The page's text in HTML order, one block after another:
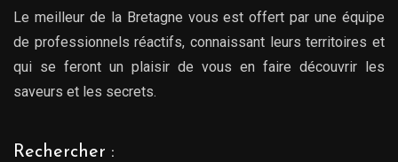
Le meilleur de la Bretagne vous est offert par une équipe
de professionnels réactifs, connaissant leurs territoires et
qui se feront un plaisir de vous en faire découvrir les
saveurs et les secrets.
Rechercher :